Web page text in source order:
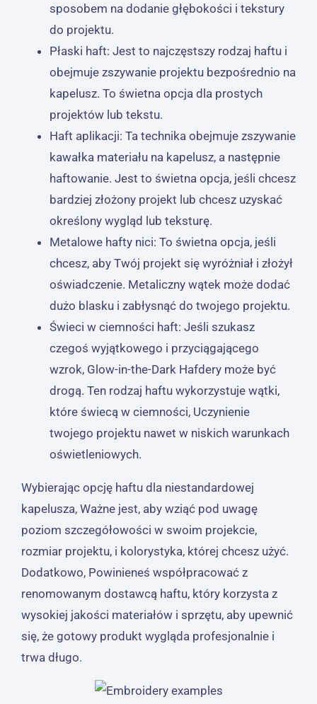
sposobem na dodanie głębokości i tekstury
do projektu.
Płaski haft: Jest to najczęstszy rodzaj haftu i
obejmuje zszywanie projektu bezpośrednio na
kapelusz. To świetna opcja dla prostych
projektów lub tekstu.
Haft aplikacji: Ta technika obejmuje zszywanie
kawałka materiału na kapelusz, a następnie
haftowanie. Jest to świetna opcja, jeśli chcesz
bardziej złożony projekt lub chcesz uzyskać
określony wygląd lub teksturę.
Metalowe hafty nici: To świetna opcja, jeśli
chcesz, aby Twój projekt się wyróżniał i złożył
oświadczenie. Metaliczny wątek może dodać
dużo blasku i zabłysnąć do twojego projektu.
Świeci w ciemności haft: Jeśli szukasz
czegoś wyjątkowego i przyciągającego
wzrok, Glow-in-the-Dark Hafdery może być
drogą. Ten rodzaj haftu wykorzystuje wątki,
które świecą w ciemności, Uczynienie
twojego projektu nawet w niskich warunkach
oświetleniowych.
Wybierając opcję haftu dla niestandardowej
kapelusza, Ważne jest, aby wziąć pod uwagę
poziom szczegółowości w swoim projekcie,
rozmiar projektu, i kolorystyka, której chcesz użyć.
Dodatkowo, Powinieneś współpracować z
renomowanym dostawcą haftu, który korzysta z
wysokiej jakości materiałów i sprzętu, aby upewnić
się, że gotowy produkt wygląda profesjonalnie i
trwa długo.